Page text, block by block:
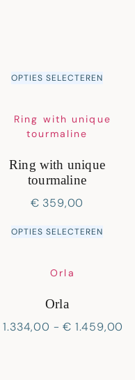
OPTIES SELECTEREN
Ring with unique
tourmaline
€ 359,00
OPTIES SELECTEREN
Orla
1.334,00 - € 1.459,00